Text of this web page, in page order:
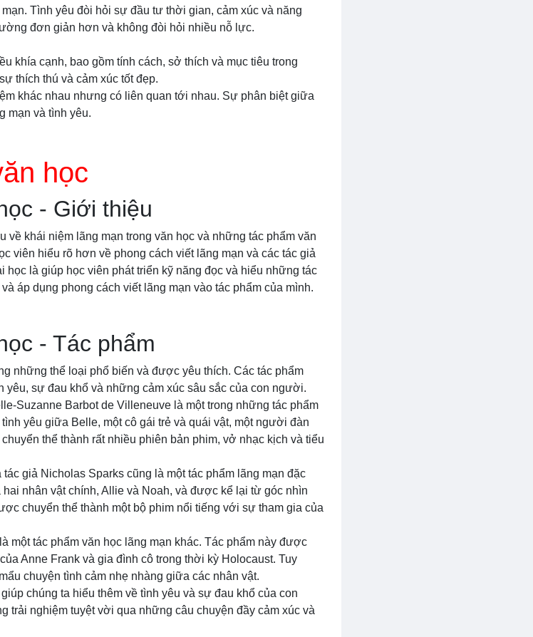
Tình yêu đòi hỏi sự đầu tư thời gian, cảm xúc và năng
đơn giản hơn và không đòi hỏi nhiều nỗ lực.
khía cạnh, bao gồm tính cách, sở thích và mục tiêu trong
thích thú và cảm xúc tốt đẹp.
khác nhau nhưng có liên quan tới nhau. Sự phân biệt giữa
mạn và tình yêu.
học
- Giới thiệu
về khái niệm lãng mạn trong văn học và những tác phẩm văn
viên hiểu rõ hơn về phong cách viết lãng mạn và các tác giả
học là giúp học viên phát triển kỹ năng đọc và hiểu những tác
áp dụng phong cách viết lãng mạn vào tác phẩm của mình.
- Tác phẩm
những thể loại phổ biến và được yêu thích. Các tác phẩm
yêu, sự đau khổ và những cảm xúc sâu sắc của con người.
Suzanne Barbot de Villeneuve là một trong những tác phẩm
yêu giữa Belle, một cô gái trẻ và quái vật, một người đàn
thể thành rất nhiều phiên bản phim, vở nhạc kịch và tiểu
giả Nicholas Sparks cũng là một tác phẩm lãng mạn đặc
nhân vật chính, Allie và Noah, và được kể lại từ góc nhìn
chuyển thể thành một bộ phim nổi tiếng với sự tham gia của
một tác phẩm văn học lãng mạn khác. Tác phẩm này được
Anne Frank và gia đình cô trong thời kỳ Holocaust. Tuy
chuyện tình cảm nhẹ nhàng giữa các nhân vật.
chúng ta hiểu thêm về tình yêu và sự đau khổ của con
trải nghiệm tuyệt vời qua những câu chuyện đầy cảm xúc và